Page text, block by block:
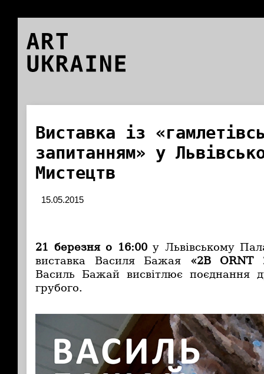
ART
UKRAINE
Виставка із
запитанням» у
Мистецтв
15.05.2015
21 березня о 16:00у Львівському
виставка Василя Бажая «2B ORNT
Василь Бажай висвітлює поєднання
грубого.